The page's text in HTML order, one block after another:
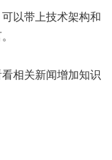
以带上技术架构和
相关新闻增加知识